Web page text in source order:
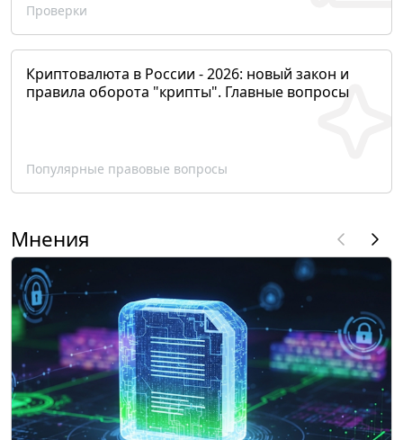
Проверки
Криптовалюта в России - 2026: новый закон и
правила оборота "крипты". Главные вопросы
Популярные правовые вопросы
Мнения